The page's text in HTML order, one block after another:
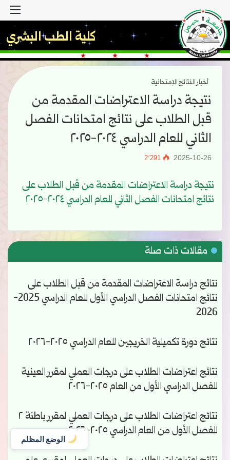
الوضع المظلم
كلية الطب البشري
أخبار النتائج الإمتحانية
نتيجة دراسة الاعتراضات المقدمة من
قبل الطلاب على نتائج امتحانات الفصل
الثاني للعام الدراسي ٢٠٢٤-٢٠٢٥
2025-10-26
نتيجة دراسة الاعتراضات المقدمة من قبل الطلاب على
نتائج امتحانات الفصل الثاني للعام الدراسي ٢٠٢٤-٢٠٢٥
مقالات ذات صلة
نتائج دراسة الاعتراضات المقدمة من قبل الطلاب على
نتائج امتحانات الفصل الدراسي الأول للعام الدراسي 2025-
2026
نتائج دورة تكميلية الخريجين للعام الدراسي ٢٠٢٥-٢٠٢٦
نتائج اعتراضات الطلاب على درجات العملي لمقرر العينية
للفصل الدراسي الأول من العام ٢٠٢٥-٢٠٢٦
نتائج اعتراضات الطلاب على درجات العملي لمقرر باطنة ٢
للفصل الأول من العام الدراسي ٢٠٢٥-٢٠٢٦